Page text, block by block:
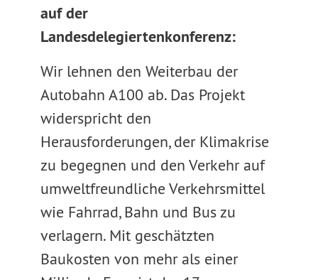
auf der
Landesdelegiertenkonferenz:
Wir lehnen den Weiterbau der
Autobahn A100 ab. Das Projekt
widerspricht den
Herausforderungen, der Klimakrise
zu begegnen und den Verkehr auf
umweltfreundliche Verkehrsmittel
wie Fahrrad, Bahn und Bus zu
verlagern. Mit geschätzten
Baukosten von mehr als einer